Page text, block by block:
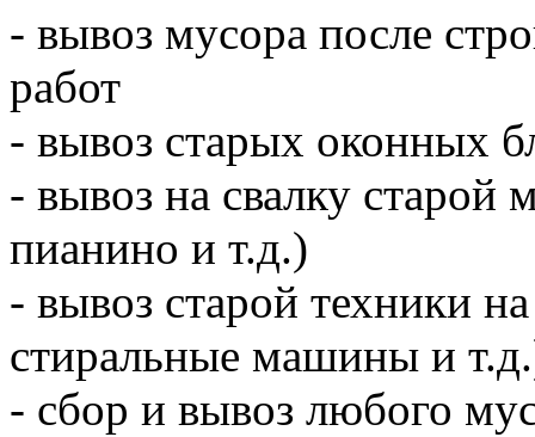
- вывоз мусора после
работ
- вывоз старых оконных
- вывоз на свалку
пианино и т.д.)
- вывоз старой техники
стиральные машины и
- сбор и вывоз любого